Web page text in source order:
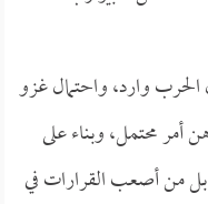
الحرب وارد، واحتمال غزو
محتمل، وبناء على
من أصعب القرارات في